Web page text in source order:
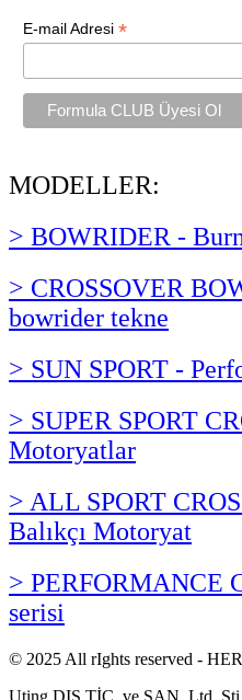
E-mail Adresi *
MODELLER:
> BOWRIDER -
> CROSSOVER
bowrider tekne
> SUN SPORT -
> SUPER SPORT
Motoryatlar
> ALL SPORT
Balıkçı Motoryat
> PERFORMANCE
serisi
© 2025 All rIghts reserved -
Uting DIŞ TİC. ve SAN. Ltd. Şti.